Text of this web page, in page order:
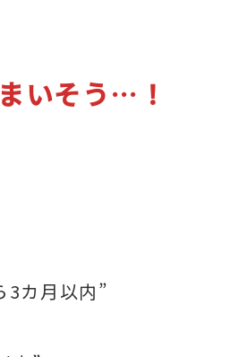
いそう…！
3カ月以内”